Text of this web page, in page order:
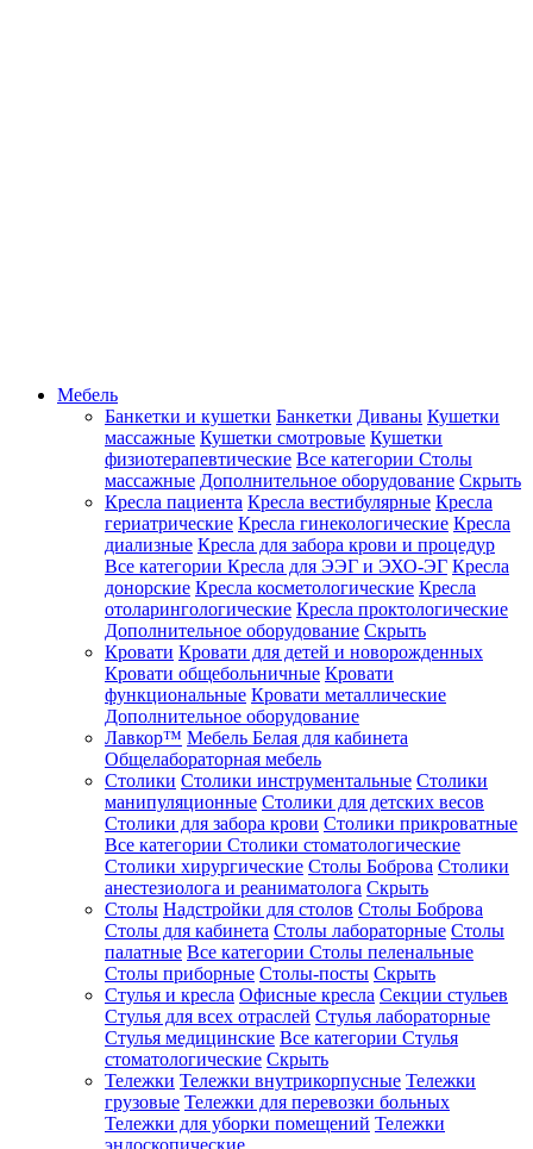
Мебель
Банкетки и кушетки Банкетки Диваны Кушетки
массажные Кушетки смотровые Кушетки
физиотерапевтические Все категории Столы
массажные Дополнительное оборудование Скрыть
Кресла пациента Кресла вестибулярные Кресла
гериатрические Кресла гинекологические Кресла
диализные Кресла для забора крови и процедур
Все категории Кресла для ЭЭГ и ЭХО-ЭГ Кресла
донорские Кресла косметологические Кресла
отоларингологические Кресла проктологические
Дополнительное оборудование Скрыть
Кровати Кровати для детей и новорожденных
Кровати общебольничные Кровати
функциональные Кровати металлические
Дополнительное оборудование
Лавкор™ Мебель Белая для кабинета
Общелабораторная мебель
Столики Столики инструментальные Столики
манипуляционные Столики для детских весов
Столики для забора крови Столики прикроватные
Все категории Столики стоматологические
Столики хирургические Столы Боброва Столики
анестезиолога и реаниматолога Скрыть
Столы Надстройки для столов Столы Боброва
Столы для кабинета Столы лабораторные Столы
палатные Все категории Столы пеленальные
Столы приборные Столы-посты Скрыть
Стулья и кресла Офисные кресла Секции стульев
Стулья для всех отраслей Стулья лабораторные
Стулья медицинские Все категории Стулья
стоматологические Скрыть
Тележки Тележки внутрикорпусные Тележки
грузовые Тележки для перевозки больных
Тележки для уборки помещений Тележки
эндоскопические